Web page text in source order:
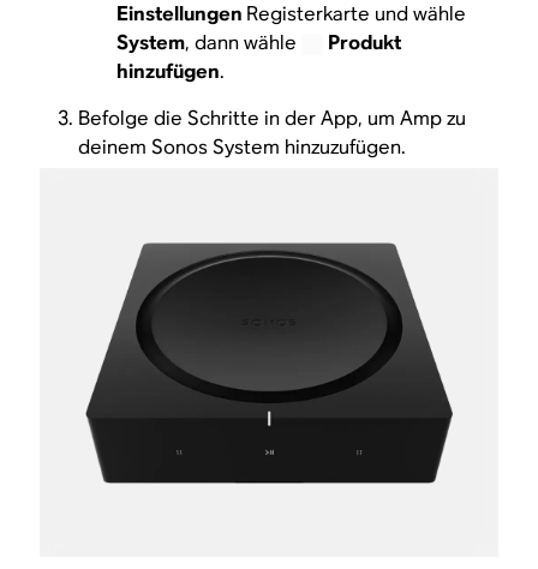
Einstellungen Registerkarte und wähle
System, dann wähle
Produkt
hinzufügen.
Befolge die Schritte in der App, um Amp zu
deinem Sonos System hinzuzufügen.